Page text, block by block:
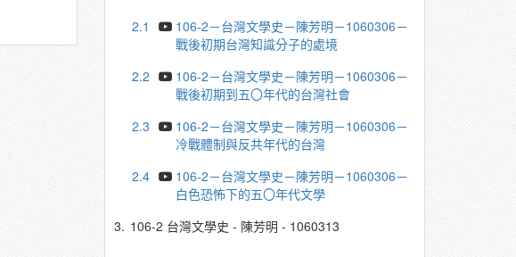
2.1
106-2－台灣文學史－陳芳明－1060306－
戰後初期台灣知識分子的處境
2.2
106-2－台灣文學史－陳芳明－1060306－
戰後初期到五〇年代的台灣社會
2.3
106-2－台灣文學史－陳芳明－1060306－
冷戰體制與反共年代的台灣
2.4
106-2－台灣文學史－陳芳明－1060306－
白色恐怖下的五〇年代文學
3. 106-2 台灣文學史 - 陳芳明 - 1060313